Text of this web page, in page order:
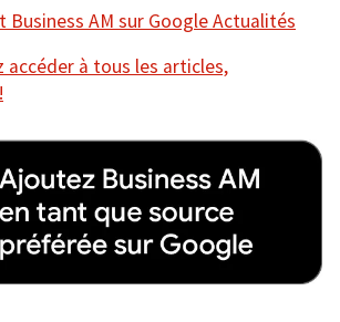
Business AM sur Google Actualités
accéder à tous les articles,